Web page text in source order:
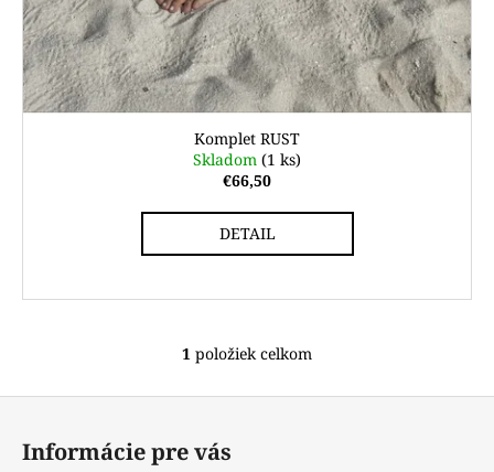
Komplet RUST
Skladom (1 ks)
€66,50
DETAIL
O
1 položiek celkom
Z
Informácie pre vás